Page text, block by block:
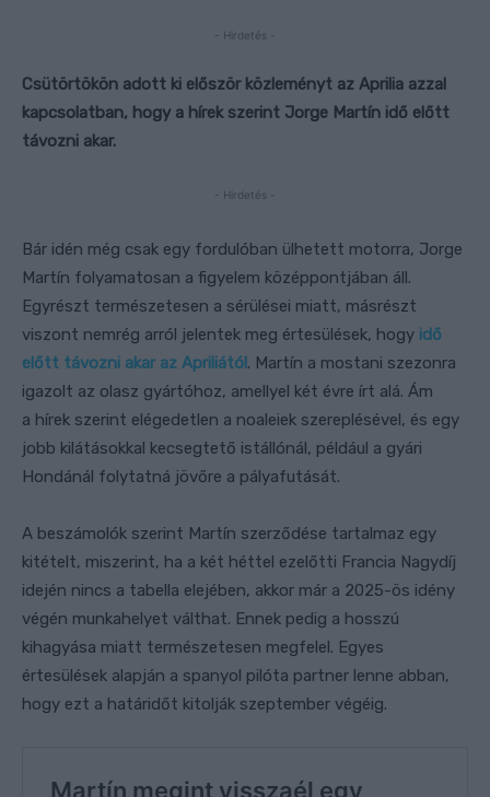
- Hirdetés -
Csütörtökön adott ki először közleményt az Aprilia azzal
kapcsolatban, hogy a hírek szerint Jorge Martín idő előtt
távozni akar.
- Hirdetés -
Bár idén még csak egy fordulóban ülhetett motorra, Jorge
Martín folyamatosan a figyelem középpontjában áll.
Egyrészt természetesen a sérülései miatt, másrészt
viszont nemrég arról jelentek meg értesülések, hogy idő
előtt távozni akar az Apriliától. Martín a mostani szezonra
igazolt az olasz gyártóhoz, amellyel két évre írt alá. Ám
a hírek szerint elégedetlen a noaleiek szereplésével, és egy
jobb kilátásokkal kecsegtető istállónál, például a gyári
Hondánál folytatná jövőre a pályafutását.
A beszámolók szerint Martín szerződése tartalmaz egy
kitételt, miszerint, ha a két héttel ezelőtti Francia Nagydíj
idején nincs a tabella elejében, akkor már a 2025-ös idény
végén munkahelyet válthat. Ennek pedig a hosszú
kihagyása miatt természetesen megfelel. Egyes
értesülések alapján a spanyol pilóta partner lenne abban,
hogy ezt a határidőt kitolják szeptember végéig.